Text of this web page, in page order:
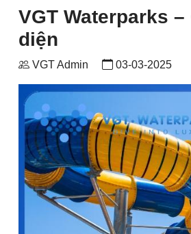
VGT Waterparks
diện
VGT Admin 03-03-2025